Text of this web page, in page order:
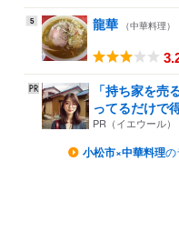
5 龍華 （中華料理）
「持ち家を売
ってるだけで
PR（イエウール）
小松市×中華料理の